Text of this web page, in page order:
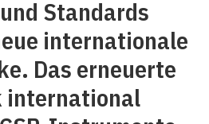
Standards
internationale
Das erneuerte
international